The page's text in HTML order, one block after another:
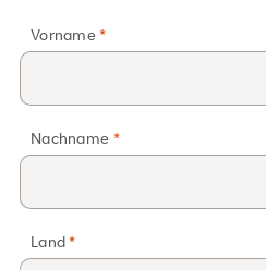
Vorname
Nachname
Land